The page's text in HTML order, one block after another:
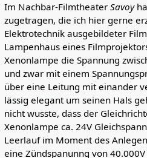
Im Nachbar-Filmtheater Savoy
zugetragen, die ich hier gerne
Elektrotechnik ausgebildeter
Lampenhaus eines
Xenonlampe die Spannung
und zwar mit einem
über eine Leitung mit einander
lässig elegant um seinen Hals
nicht wusste, dass der
Xenonlampe ca. 24V
Leerlauf im Moment des
eine Zündspanunng von